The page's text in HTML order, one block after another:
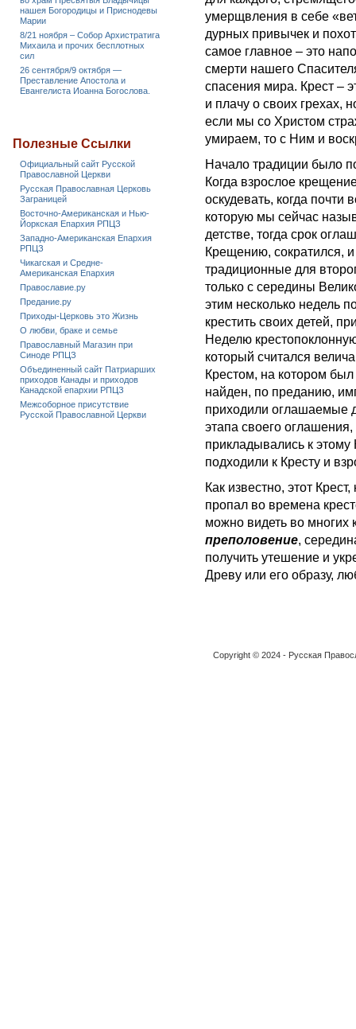
умерщвления в себе
дурных привычек и
самое главное – это
смерти нашего
спасения мира. Крест –
и плачу о своих грехах,
если мы со Христом
умираем, то с Ним и
Начало традиции было
Когда взрослое
оскудевать, когда
которую мы сейчас
детстве, тогда срок
Крещению, сократился,
традиционные для
только с середины
этим несколько недель
крестить своих детей,
Неделю
который считался
Крестом, на котором
найден, по преданию,
приходили оглашаемые
этапа своего
прикладывались к
подходили к Кресту и
Как известно, этот
пропал во времена
можно видеть во многих
преполовение,
получить утешение и
Древу или его образу,
нашея Богородицы и Приснодевы
Марии
8/21 ноября – Собор Архистратига
Михаила и прочих бесплотных
сил
26 сентября/9 октября —
Преставление Апостола и
Евангелиста Иоанна Богослова.
Полезные Ссылки
Официальный сайт Русской
Православной Церкви
Русская Православная Церковь
Заграницей
Восточно-Американская и Нью-
Йоркская Епархия РПЦЗ
Западно-Американская Епархия
РПЦЗ
Чикагская и Средне-
Американская Епархия
Православие.ру
Предание.ру
Приходы-Церковь это Жизнь
О любви, браке и семье
Православный Магазин при
Синоде РПЦЗ
Объединенный сайт Патриарших
приходов Канады и приходов
Канадской епархии РПЦЗ
Межсоборное присутствие
Русской Православной Церкви
Copyright © 2024 - Русская